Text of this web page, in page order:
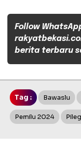
Follow
berita terbaru
Tag : Bawaslu
Pemilu 2024